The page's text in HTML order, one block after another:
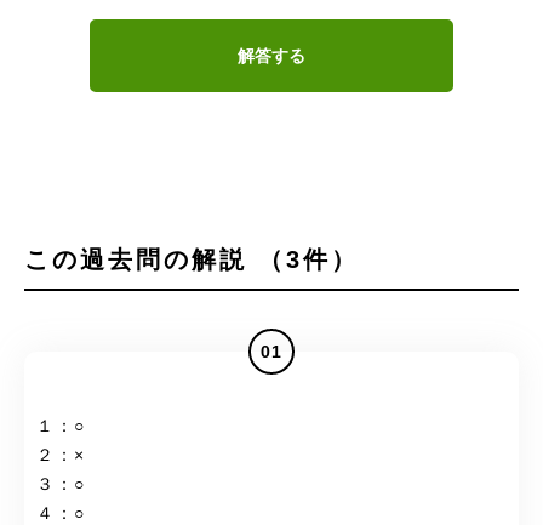
解答する
この過去問の解説 （3件）
01
１：○
２：×
３：○
４：○